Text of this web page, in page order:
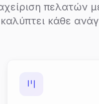
πελατών
καλύπτει κάθε